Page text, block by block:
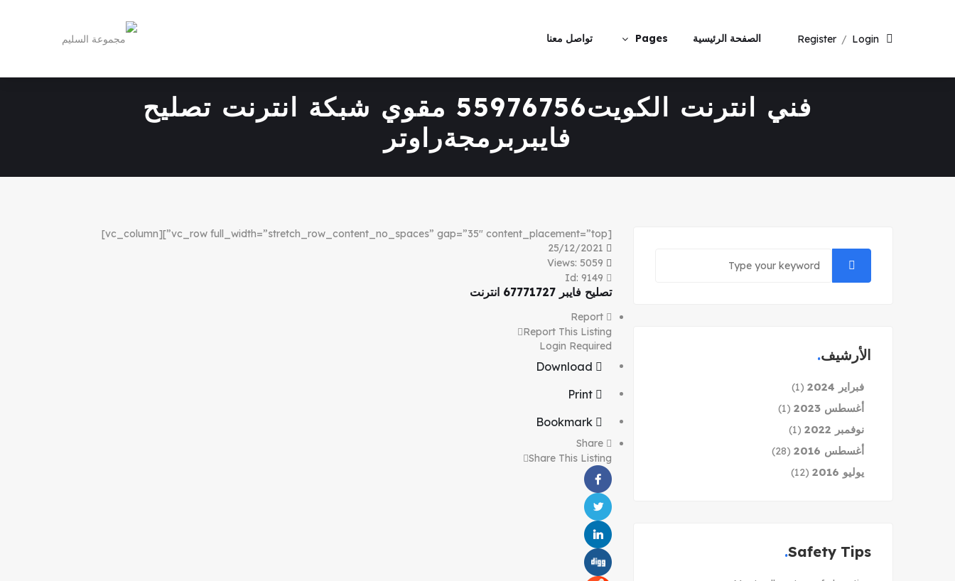
الصفحة الرئيسية Pages تواصل معنا Login
/
Register
فني انترنت الكويت55976756 مقوي شبكة انترنت تصليح
فايبربرمجةراوتر
[vc_row full_width=”stretch_row_content_no_spaces” gap=”35″ content_placement=”top”][vc_column]
تصليح فايبر 67771727 انترنت
Report This Listing
Login Required
Bookmark
Share This Listing
الأرشيف
فبراير 2024 (1)
أغسطس 2023 (1)
نوفمبر 2022 (1)
أغسطس 2016 (28)
يوليو 2016 (12)
Safety Tips